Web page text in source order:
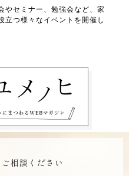
やセミナー、勉強会など、家
立つ様々なイベントを開催し
相談ください